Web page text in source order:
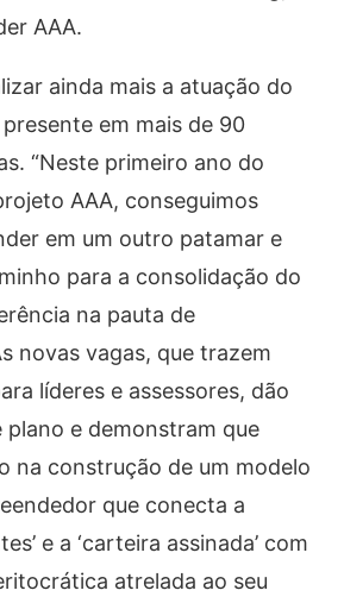
AAA.
ainda mais a atuação do
em mais de 90
“Neste primeiro ano do
AAA, conseguimos
em um outro patamar e
para a consolidação do
na pauta de
novas vagas, que trazem
líderes e assessores, dão
plano e demonstram que
na construção de um modelo
que conecta a
e a ‘carteira assinada’ com
atrelada ao seu